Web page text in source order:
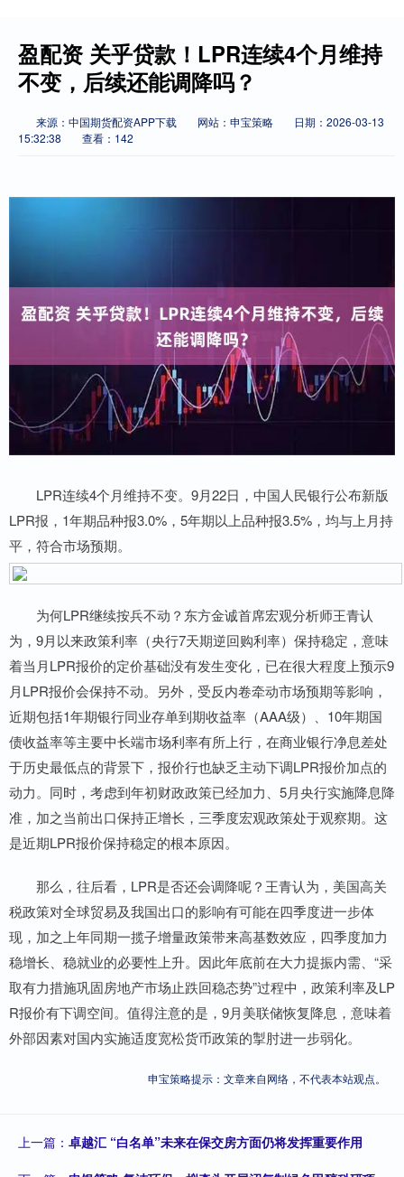
盈配资 关乎贷款！LPR连续4个月维持
不变，后续还能调降吗？
来源：中国期货配资APP下载 网站：申宝策略
日期：2026-03-13
15:32:38
查看：142
LPR连续4个月维持不变。9月22日，中国人民银行公布新版
LPR报，1年期品种报3.0%，5年期以上品种报3.5%，均与上月持
平，符合市场预期。
为何LPR继续按兵不动？东方金诚首席宏观分析师王青认
为，9月以来政策利率（央行7天期逆回购利率）保持稳定，意味
着当月LPR报价的定价基础没有发生变化，已在很大程度上预示9
月LPR报价会保持不动。另外，受反内卷牵动市场预期等影响，
近期包括1年期银行同业存单到期收益率（AAA级）、10年期国
债收益率等主要中长端市场利率有所上行，在商业银行净息差处
于历史最低点的背景下，报价行也缺乏主动下调LPR报价加点的
动力。同时，考虑到年初财政政策已经加力、5月央行实施降息降
准，加之当前出口保持正增长，三季度宏观政策处于观察期。这
是近期LPR报价保持稳定的根本原因。
那么，往后看，LPR是否还会调降呢？王青认为，美国高关
税政策对全球贸易及我国出口的影响有可能在四季度进一步体
现，加之上年同期一揽子增量政策带来高基数效应，四季度加力
稳增长、稳就业的必要性上升。因此年底前在大力提振内需、“采
取有力措施巩固房地产市场止跌回稳态势”过程中，政策利率及LP
R报价有下调空间。值得注意的是，9月美联储恢复降息，意味着
外部因素对国内实施适度宽松货币政策的掣肘进一步弱化。
申宝策略提示：文章来自网络，不代表本站观点。
上一篇： 卓越汇 “白名单”未来在保交房方面仍将发挥重要作用